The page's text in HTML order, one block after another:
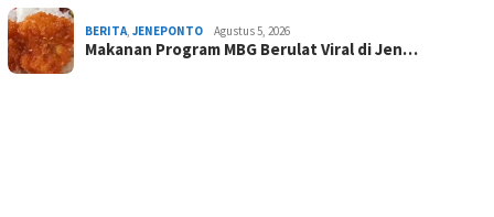
BERITA, JENEPONTO Agustus 5, 2026
Makanan Program MBG Berulat Viral di Jen…